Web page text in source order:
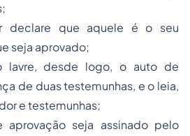
declare que aquele é o seu
seja aprovado;
desde logo, o auto de
de duas testemunhas, e o leia,
e testemunhas;
seja assinado pelo